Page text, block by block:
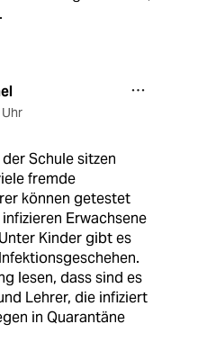
Schule sitzen
fremde
können getestet
Erwachsene
Kinder gibt es
lesen, dass sind es
Lehrer, die infiziert
in Quarantäne